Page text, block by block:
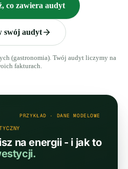
co zawiera audyt
swój audyt
(gastronomia). Twój audyt liczymy na
fakturach.
PRZYKŁAD · DANE MODELOWE
na energii - i jak to